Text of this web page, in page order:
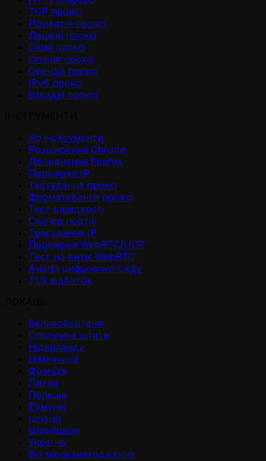
TCP проксі
Приватні проксі
Дешеві проксі
Свіжі проксі
Оптові проксі
Оренда проксі
IPv6 проксі
Швидкі проксі
Усі інструменти
Розширення Chrome
Доповнення Firefox
Перевірка IP
Тестування проксі
Форматування проксі
Тест швидкості
Сканер портів
Трасування IP
Перевірка WebRTC/UDP
Тест на витік WebRTC
Аналіз цифрового сліду
TLS відбиток
Великобританія
Сполучені штати
Нідерланди
Німеччина
Франція
Литва
Польща
Румунія
Іспанія
Швейцарія
Україна
Всі місцезнаходження